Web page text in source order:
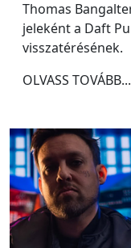
Thomas
jeleként a Daft
visszatérésének.
OLVASS TOVÁBB...